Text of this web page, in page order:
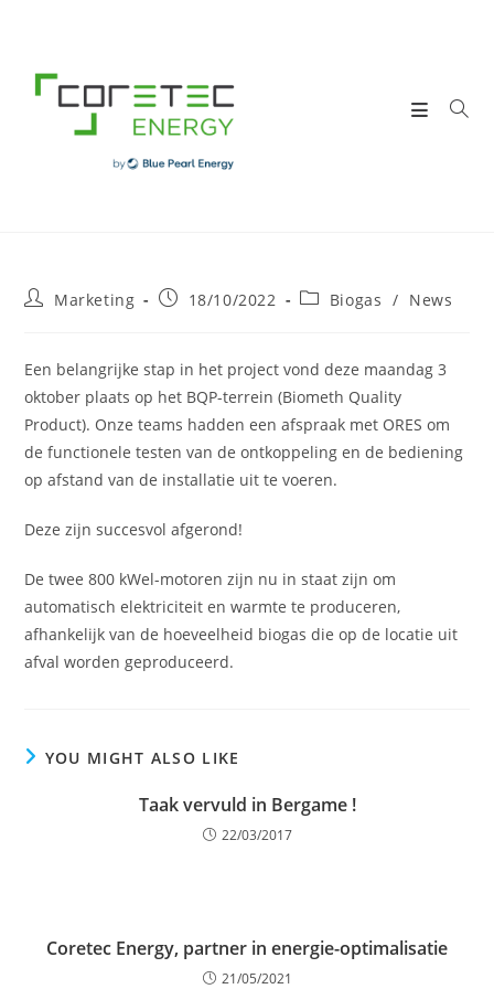
content
PostMarketing
Post18/10/2022
PostBiogas / News
Een belangrijke stap in het project vond deze maandag 3
oktober plaats op het BQP-terrein (Biometh Quality
Product). Onze teams hadden een afspraak met ORES om
de functionele testen van de ontkoppeling en de bediening
op afstand van de installatie uit te voeren.
Deze zijn succesvol afgerond!
De twee 800 kWel-motoren zijn nu in staat zijn om
automatisch elektriciteit en warmte te produceren,
afhankelijk van de hoeveelheid biogas die op de locatie uit
afval worden geproduceerd.
YOU MIGHT ALSO LIKE
Taak vervuld in Bergame !
22/03/2017
Coretec Energy, partner in energie-optimalisatie
21/05/2021